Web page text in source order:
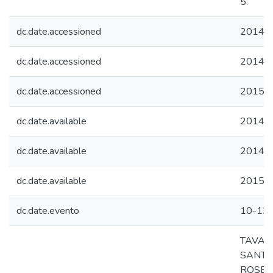
dc.date.accessioned 2014-
dc.date.accessioned 2014-
dc.date.accessioned 2015-
dc.date.available 2014-
dc.date.available 2014-
dc.date.available 2015-
dc.date.evento 10-13